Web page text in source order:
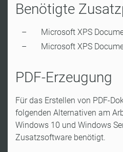
Benötigte
Microsoft XPS
Microsoft XPS
PDF-Erzeugung
Für das Erstellen von PDF-
folgenden Alternativen am
Windows 10 und Windows
Zusatzsoftware benötigt.